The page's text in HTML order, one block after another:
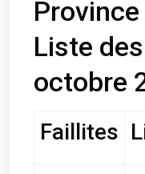
Province
Liste
octobre
Faillites